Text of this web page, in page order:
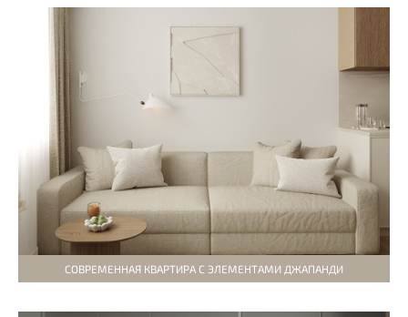
СОВРЕМЕННАЯ КВАРТИРА С ЭЛЕМЕНТАМИ ДЖАПАНДИ